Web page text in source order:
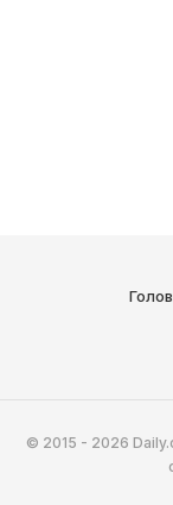
© 2015 - 2026